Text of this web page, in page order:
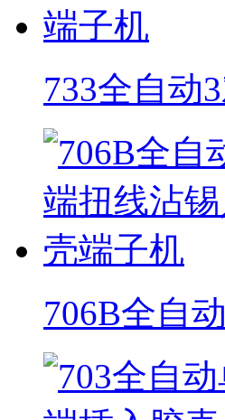
733全自动
706B全自